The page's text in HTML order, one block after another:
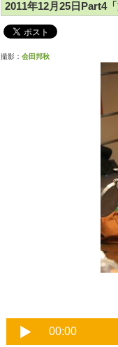
2011年12月25日Part4
撮影： 会田邦秋